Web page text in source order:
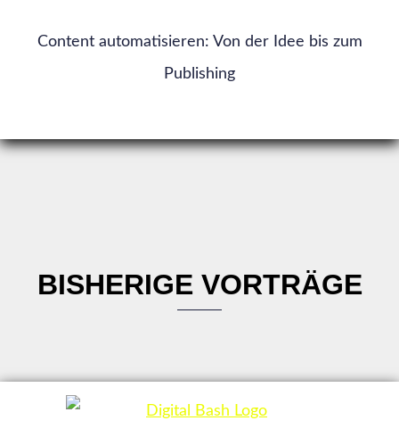
Content automatisieren: Von der Idee bis zum
Publishing
BISHERIGE VORTRÄGE